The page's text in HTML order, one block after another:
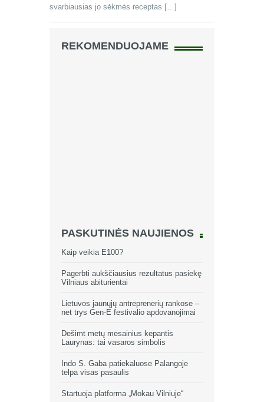
svarbiausias jo sėkmės receptas […]
REKOMENDUOJAME
PASKUTINĖS NAUJIENOS
Kaip veikia E100?
Pagerbti aukščiausius rezultatus pasiekę
Vilniaus abiturientai
Lietuvos jaunųjų antreprenerių rankose –
net trys Gen-E festivalio apdovanojimai
Dešimt metų mėsainius kepantis
Laurynas: tai vasaros simbolis
Indo S. Gaba patiekaluose Palangoje
telpa visas pasaulis
Startuoja platforma „Mokau Vilniuje“